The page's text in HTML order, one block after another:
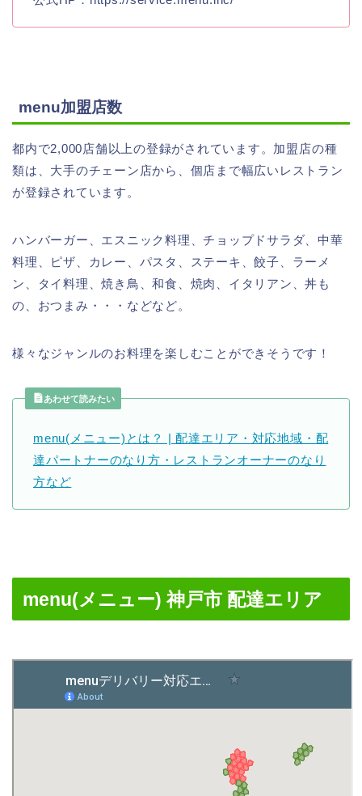
menu加盟店数
都内で2,000店舗以上の登録がされています。加盟店の種
類は、大手のチェーン店から、個店まで幅広いレストラン
が登録されています。
ハンバーガー、エスニック料理、チョップドサラダ、中華
料理、ピザ、カレー、パスタ、ステーキ、餃子、ラーメ
ン、タイ料理、焼き鳥、和食、焼肉、イタリアン、丼も
の、おつまみ・・・などなど。
様々なジャンルのお料理を楽しむことができそうです！
あわせて読みたい
menu(メニュー)とは？ | 配達エリア・対応地域・配
達パートナーのなり方・レストランオーナーのなり
方など
menu(メニュー) 神戸市 配達エリア